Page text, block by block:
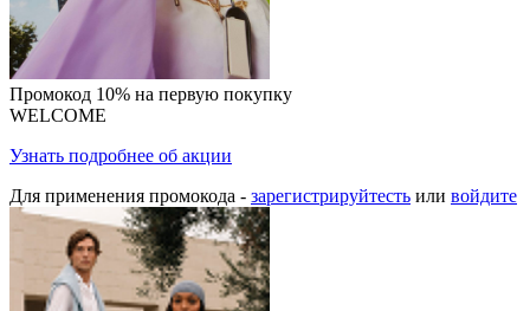
Промокод 10% на первую покупку
WELCOME
Узнать подробнее об акции
Для применения промокода - зарегистрируйтесть или войдите